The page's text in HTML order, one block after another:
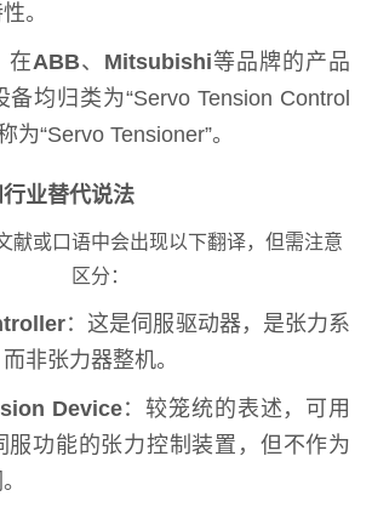
。
在ABB、 Mitsubishi等品牌的产品
备均归类为“Servo Tension Control
为“Servo Tensioner”。
业替代说法
献或口语中会出现以下翻译，但需注意
区分：
：这是伺服驱动器，是张力系
非张力器整机。
Device：较笼统的表述，可用
服功能的张力控制装置，但不作为